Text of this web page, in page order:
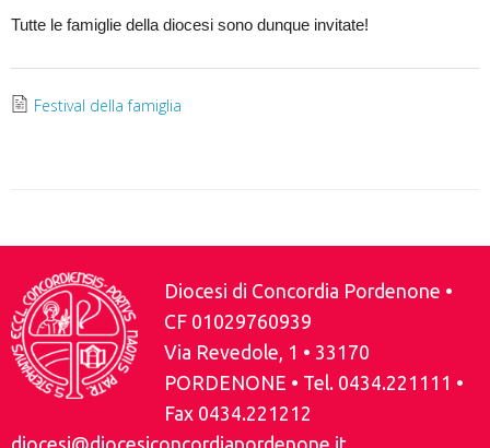
Tutte le famiglie della diocesi sono dunque invitate!
Festival della famiglia
Diocesi di Concordia Pordenone •
CF 01029760939
Via Revedole, 1 • 33170
PORDENONE • Tel. 0434.221111 •
Fax 0434.221212